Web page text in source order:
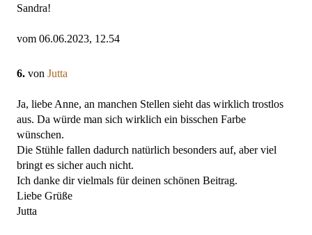
Sandra!
vom 06.06.2023, 12.54
6. von Jutta
Ja, liebe Anne, an manchen Stellen sieht das wirklich trostlos
aus. Da würde man sich wirklich ein bisschen Farbe
wünschen.
Die Stühle fallen dadurch natürlich besonders auf, aber viel
bringt es sicher auch nicht.
Ich danke dir vielmals für deinen schönen Beitrag.
Liebe Grüße
Jutta